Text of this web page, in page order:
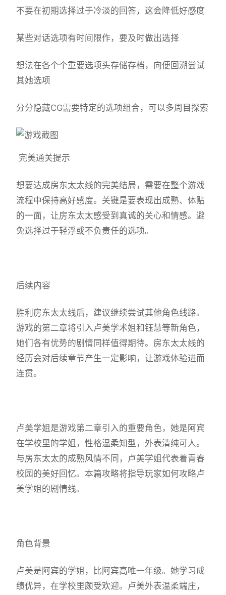
不要在初期选择过于冷淡的回答，这会降低好感度
某些对话选项有时间限作，要及时做出选择
想法在各个个重要选项头存储存档，向便回溯尝试
其她选项
分分隐藏CG需要特定的选项组合，可以多周目探索
完美通关提示
想要达成房东太太线的完美结局，需要在整个游戏
流程中保持高好感度。关键是要表现出成熟、体贴
的一面，让房东太太感受到真诚的关心和情感。避
免选择过于轻浮或不负责任的选项。
后续内容
胜利房东太太线后，建议继续尝试其他角色线路。
游戏的第二章将引入卢美学术姐和钰慧等新角色，
她们各有优势的剧情同样值得期待。房东太太线的
经历会对后续章节产生一定影响，让游戏体验进而
连贯。
卢美学姐是游戏第二章引入的重要角色，她是阿宾
在学校里的学姐，性格温柔知型，外表清纯可人。
与房东太太的成熟风情不同，卢美学姐代表着青春
校园的美好回忆。本篇攻略将指导玩家如何攻略卢
美学姐的剧情线。
角色背景
卢美是阿宾的学姐，比阿宾高唯一年级。她学习成
绩优异，在学校里颇受欢迎。卢美外表温柔端庄，